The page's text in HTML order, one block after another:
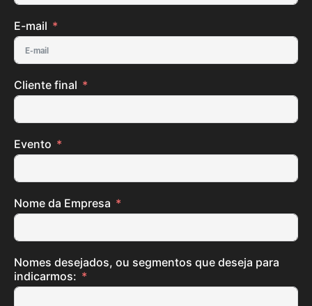
E-mail
Cliente final
Evento
Nome da Empresa
Nomes desejados, ou segmentos que deseja para
indicarmos: